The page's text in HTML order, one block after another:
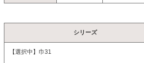
シリーズ
【選択中】 巾31